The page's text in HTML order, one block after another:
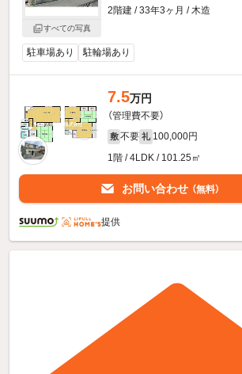
すべての写真
2階建 / 33年3ヶ月 / 木造
駐車場あり 駐輪場あり
7.5万円
（管理費不要）
敷 不要 礼 100,000円
1階 / 4LDK / 101.25㎡
お問い合わせ （無料）
提供